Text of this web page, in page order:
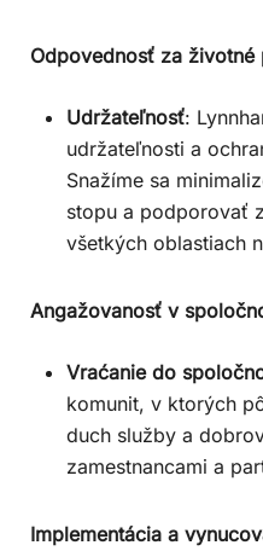
Odpovednosť za životné
Udržateľnosť:
udržateľnosti a
Snažíme sa
stopu a podporovať
všetkých oblastiach
Angažovanosť v
Vraćanie do
komunit, v ktorých
duch služby a
zamestnancami a
Implementácia a